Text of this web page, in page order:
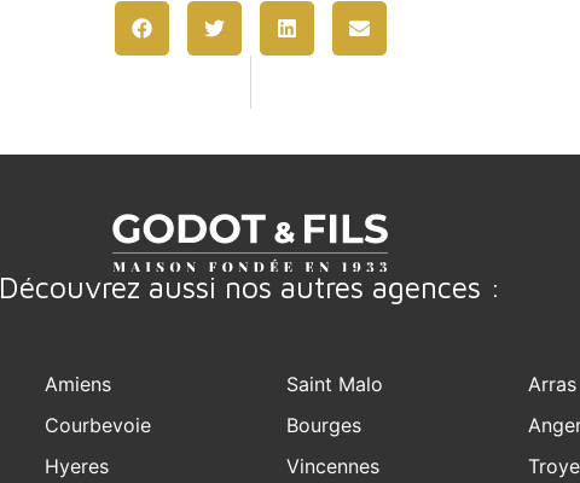
Découvrez aussi nos autres agences :
Amiens
Courbevoie
Hyeres
Saint Malo
Bourges
Vincennes
Arras